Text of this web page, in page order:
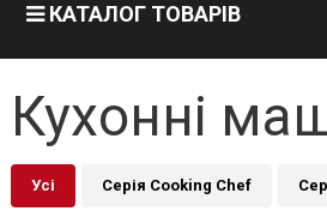
КАТАЛОГ ТОВАРІВ
Кухонні
Усі Серія Cooking Chef